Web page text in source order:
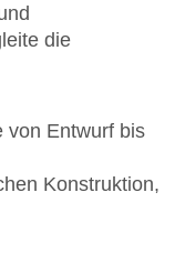
die
von Entwurf bis
Konstruktion,